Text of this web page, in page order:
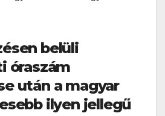
belüli
óraszám
után a magyar
ilyen jellegű